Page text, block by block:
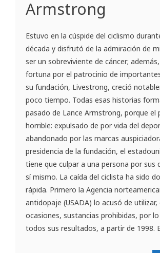
Armstrong
Estuvo en la cúspide del ciclismo
década y disfrutó de la admiración de
ser un sobreviviente de cáncer;
fortuna por el patrocinio de
su fundación, Livestrong, creció
poco tiempo. Todas esas historias
pasado de Lance Armstrong, porque el
horrible: expulsado de por vida del
abandonado por las marcas
presidencia de la fundación, el
tiene que culpar a una persona por sus
sí mismo. La caída del ciclista ha sido
rápida. Primero la Agencia
antidopaje (USADA) lo acusó de utilizar,
ocasiones, sustancias prohibidas, por
todos sus resultados, a partir de 1998.